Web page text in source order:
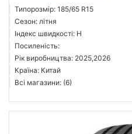
Типорозмір: 185/65 R15
Сезон: літня
Індекс швидкості: H
Посиленість:
Рік виробництва: 2025,2026
Країна: Китай
Всі магазини: (6)